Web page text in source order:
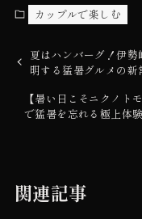
カップルで楽しむ
夏はハンバーグ！伊
明する猛暑グルメの新
【暑い日こそニクノト
で猛暑を忘れる極上体験
関連記事